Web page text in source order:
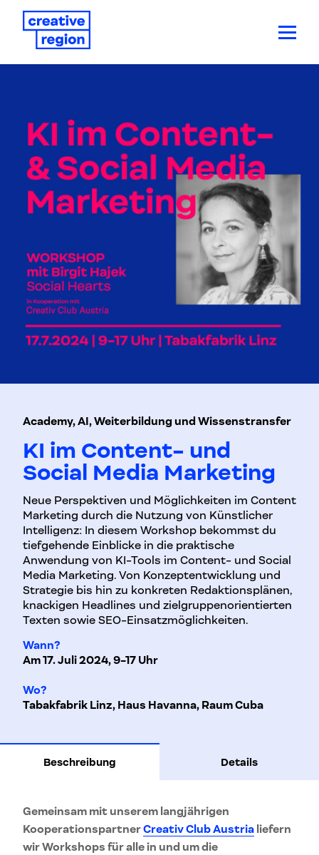
Academy, AI, Weiterbildung und Wissenstransfer
KI im Content- und
Social Media Marketing
Neue Perspektiven und Möglichkeiten im Content
Marketing durch die Nutzung von Künstlicher
Intelligenz: In diesem Workshop bekommst du
tiefgehende Einblicke in die praktische
Anwendung von KI-Tools im Content- und Social
Media Marketing. Von Konzeptentwicklung und
Strategie bis hin zu konkreten Redaktionsplänen,
knackigen Headlines und zielgruppenorientierten
Texten sowie SEO-Einsatzmöglichkeiten.
Wann?
Am 17. Juli 2024, 9-17 Uhr
Wo?
Tabakfabrik Linz, Haus Havanna, Raum Cuba
Beschreibung Details
Gemeinsam mit unserem langjährigen
KooperationspartnerCreativ Club Austria liefern
wir Workshops für alle in und um die